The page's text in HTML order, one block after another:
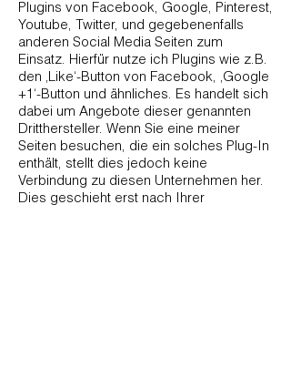
Plugins von Facebook, Google, Pinterest,
Youtube, Twitter, und gegebenenfalls
anderen Social Media Seiten zum
Einsatz. Hierfür nutze ich Plugins wie z.B.
den ‚Like‘-Button von Facebook, ‚Google
+1‘-Button und ähnliches. Es handelt sich
dabei um Angebote dieser genannten
Dritthersteller. Wenn Sie eine meiner
Seiten besuchen, die ein solches Plug-In
enthält, stellt dies jedoch keine
Verbindung zu diesen Unternehmen her.
Dies geschieht erst nach Ihrer